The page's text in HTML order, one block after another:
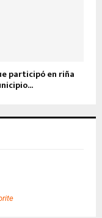
participó en riña